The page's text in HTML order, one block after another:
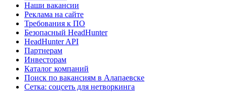
Наши вакансии
Реклама на сайте
Требования к ПО
Безопасный HeadHunter
HeadHunter API
Партнерам
Инвесторам
Каталог компаний
Поиск по вакансиям в Алапаевске
Сетка: соцсеть для нетворкинга